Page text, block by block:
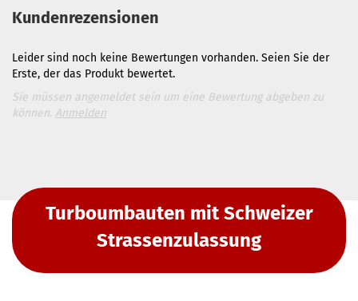
Kundenrezensionen
Leider sind noch keine Bewertungen vorhanden. Seien Sie der
Erste, der das Produkt bewertet.
Sie müssen angemeldet sein um eine Bewertung abgeben zu
können. Anmelden
Turboumbauten mit Schweizer
Strassenzulassung